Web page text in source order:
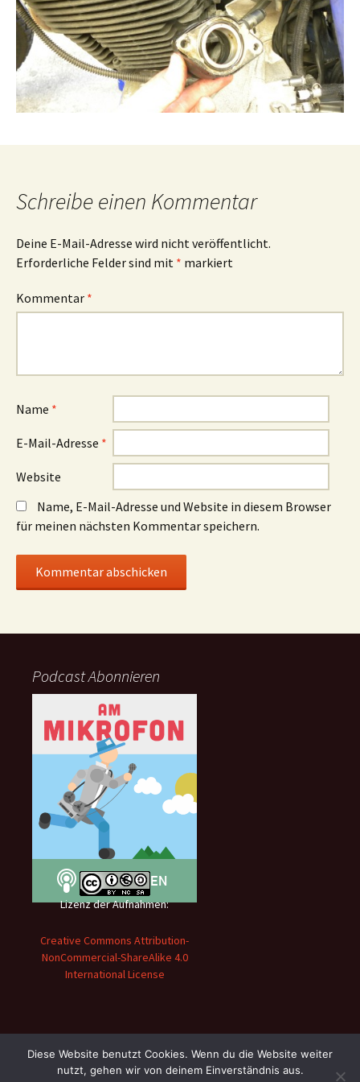
Schreibe einen Kommentar
Deine E-Mail-Adresse wird nicht veröffentlicht.
Erforderliche Felder sind mit * markiert
Kommentar *
Name *
E-Mail-Adresse *
Website
Name, E-Mail-Adresse und Website in diesem Browser
für meinen nächsten Kommentar speichern.
Podcast Abonnieren
Lizenz der Aufnahmen:
Creative Commons Attribution-
NonCommercial-ShareAlike 4.0
International License
Diese Website benutzt Cookies. Wenn du die Website weiter
nutzt, gehen wir von deinem Einverständnis aus.